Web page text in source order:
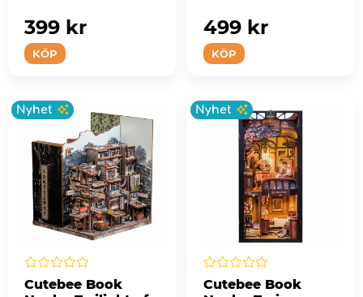
KÖP
399 kr
KÖP
499 kr
Nyhet
Cutebee Book
Nyhet
Cutebee Book